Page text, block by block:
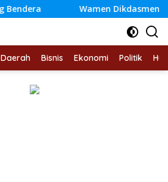
Wamen Dikdasmen Apresiasi
Daerah Bisnis Ekonomi Politik